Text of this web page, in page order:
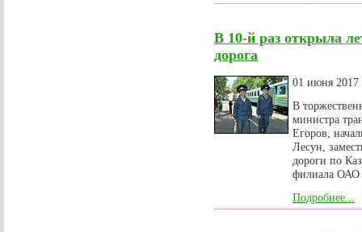
В 10-й раз открыла
дорога
01 июня 2017
В
министра
Егоров,
Лесун,
дороги по
филиала ОАО
Подробнее...